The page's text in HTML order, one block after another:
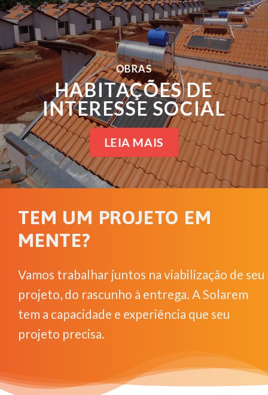
OBRAS
HABITAÇÕES DE
INTERESSE SOCIAL
LEIA MAIS
TEM UM PROJETO EM
MENTE?
Vamos trabalhar juntos na viabilização de seu
projeto, do rascunho à entrega. A Solarem
tem a capacidade e experiência que seu
projeto precisa.